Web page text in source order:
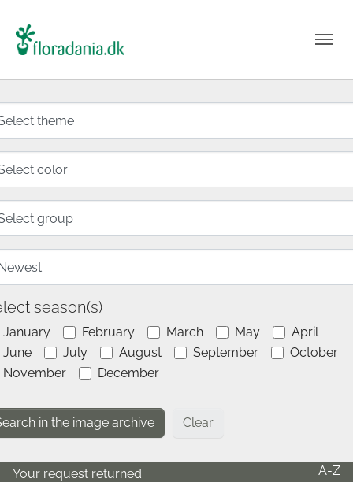
Clear
season(s)
January February March May
April
June
July August September
October
November
December
Your request returned
A-Z